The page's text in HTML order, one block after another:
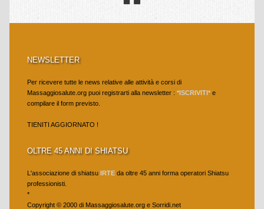
NEWSLETTER
Per ricevere tutte le news relative alle attività e corsi di
Massaggiosalute.org puoi registrarti alla newsletter : *ISCRIVITI*e
compilare il form previsto.
TIENITI AGGIORNATO !
OLTRE 45 ANNI DI SHIATSU
L'associazione di shiatsu IRTE da oltre 45 anni forma operatori Shiatsu
professionisti.
*
Copyright © 2000 di Massaggiosalute.org e Sorridi.net